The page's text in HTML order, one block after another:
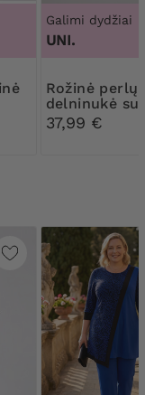
Galimi dydžiai
UNI.
Rožinė perlų
delninukė su
37,99 €